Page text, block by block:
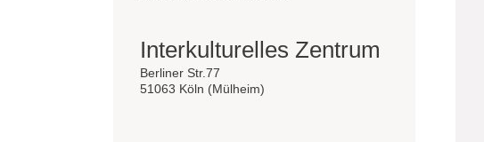
Interkulturelles Zentrum
Berliner Str.77
51063 Köln (Mülheim)